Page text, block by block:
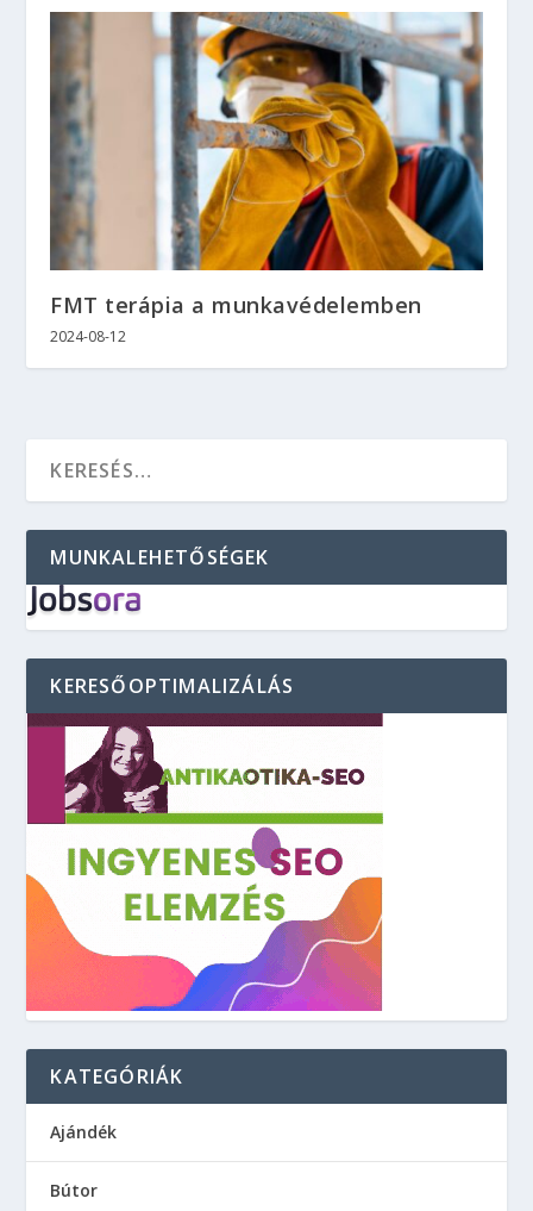
FMT terápia a munkavédelemben
2024-08-12
MUNKALEHETŐSÉGEK
KERESŐOPTIMALIZÁLÁS
KATEGÓRIÁK
Ajándék
Bútor